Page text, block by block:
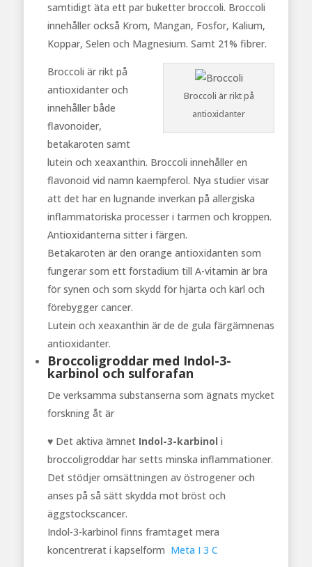
samtidigt äta ett par buketter broccoli. Broccoli
innehåller också Krom, Mangan, Fosfor, Kalium,
Koppar, Selen och Magnesium. Samt 21% fibrer.
Broccoli är rikt på
antioxidanter
Broccoli är rikt på
antioxidanter och
innehåller både
flavonoider,
betakaroten samt
lutein och xeaxanthin. Broccoli innehåller en
flavonoid vid namn kaempferol. Nya studier visar
att det har en lugnande inverkan på allergiska
inflammatoriska processer i tarmen och kroppen.
Antioxidanterna sitter i färgen.
Betakaroten är den orange antioxidanten som
fungerar som ett förstadium till A-vitamin är bra
för synen och som skydd för hjärta och kärl och
förebygger cancer.
Lutein och xeaxanthin är de de gula färgämnenas
antioxidanter.
Broccoligroddar med Indol-3-
karbinol och sulforafan
De verksamma substanserna som ägnats mycket
forskning åt är
♥ Det aktiva ämnet Indol-3-karbinol i
broccoligroddar har setts minska inflammationer.
Det stödjer omsättningen av östrogener och
anses på så sätt skydda mot bröst och
äggstockscancer.
Indol-3-karbinol finns framtaget mera
koncentrerat i kapselform Meta I 3 C